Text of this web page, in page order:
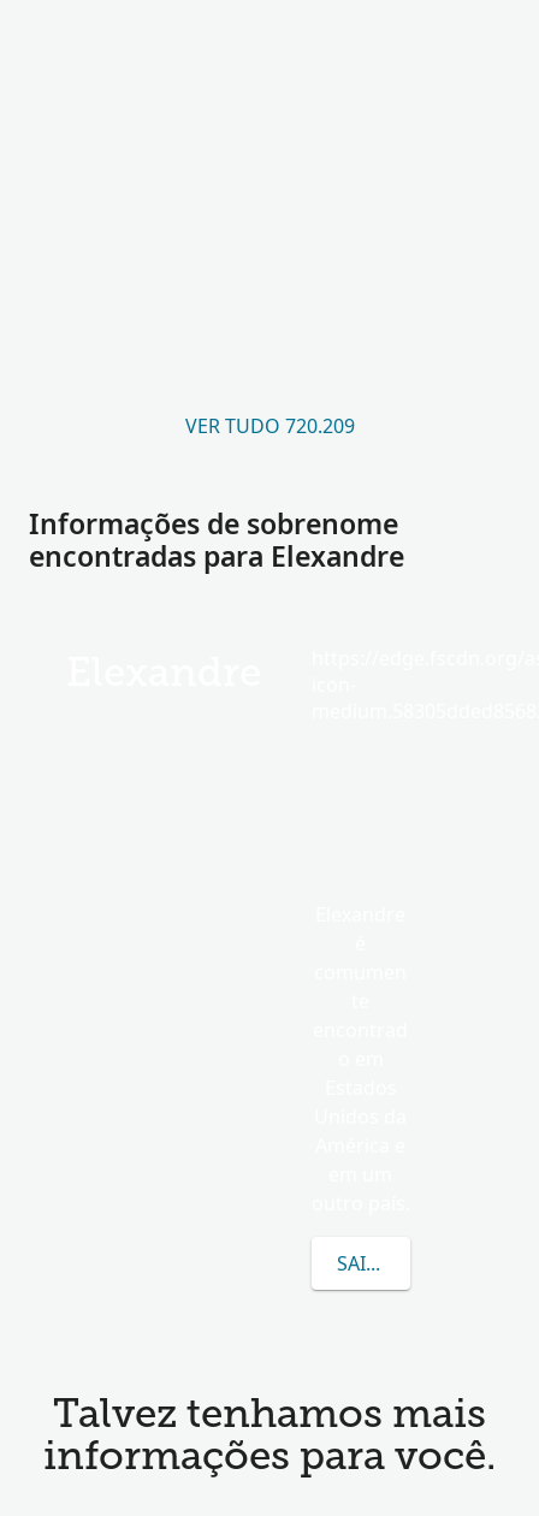
VER TUDO 720.209
Informações de sobrenome
encontradas para Elexandre
SAIBA MAIS SOBRE
Talvez tenhamos mais
informações para você.